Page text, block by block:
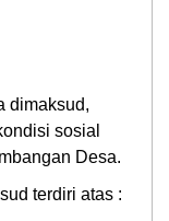
dimaksud,
sosial
Desa.
terdiri atas :